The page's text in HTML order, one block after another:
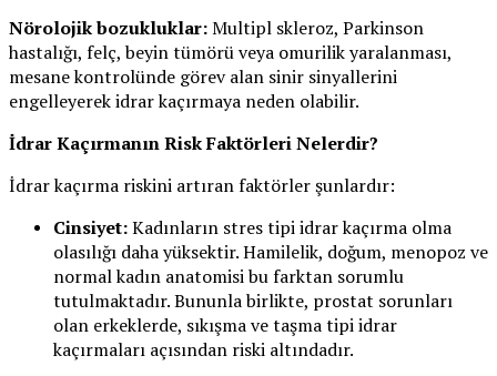
Nörolojik bozukluklar:Multipl skleroz, Parkinson
hastalığı, felç, beyin tümörü veya omurilik yaralanması,
mesane kontrolünde görev alan sinir sinyallerini
engelleyerek idrar kaçırmaya neden olabilir.
İdrar Kaçırmanın Risk Faktörleri Nelerdir?
İdrar kaçırma riskini artıran faktörler şunlardır:
Cinsiyet:Kadınların stres tipi idrar kaçırma olma
olasılığı daha yüksektir. Hamilelik, doğum, menopoz ve
normal kadın anatomisi bu farktan sorumlu
tutulmaktadır. Bununla birlikte, prostat sorunları
olan erkeklerde, sıkışma ve taşma tipi idrar
kaçırmaları açısından riski altındadır.